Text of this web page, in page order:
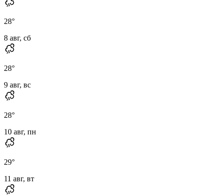
28°
8 авг, сб
28°
9 авг, вс
28°
10 авг, пн
29°
11 авг, вт